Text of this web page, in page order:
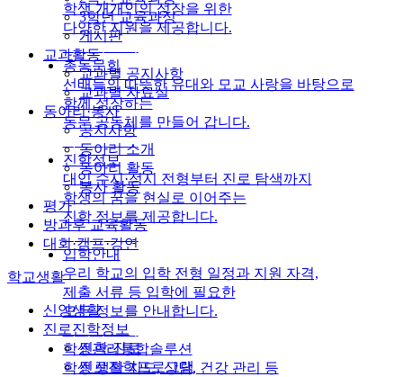
3학년 교육과정
게시판
교과활동
교과별 공지사항
교과별 자료실
동아리·봉사
공지사항
동아리 소개
동아리 활동
봉사 활동
평가
방과후 교육활동
대회·캠프·강연
학교생활
신앙생활
진로진학정보
진학·진로
진로진학프로그램
학생 개개인의 성장을 위한
다양한 지원을 제공합니다.
자세히 보기
총동문회
선배들의 따뜻한 유대와 모교 사랑을 바탕으로
함께 성장하는
동문 공동체를 만들어 갑니다.
자세히 보기
진학정보
대입 수시·정시 전형부터 진로 탐색까지
학생의 꿈을 현실로 이어주는
진학 정보를 제공합니다.
자세히 보기
입학안내
우리 학교의 입학 전형 일정과 지원 자격,
제출 서류 등 입학에 필요한
모든 정보를 안내합니다.
자세히 보기
학생관리통합솔루션
학생 생활 지도, 상담, 건강 관리 등